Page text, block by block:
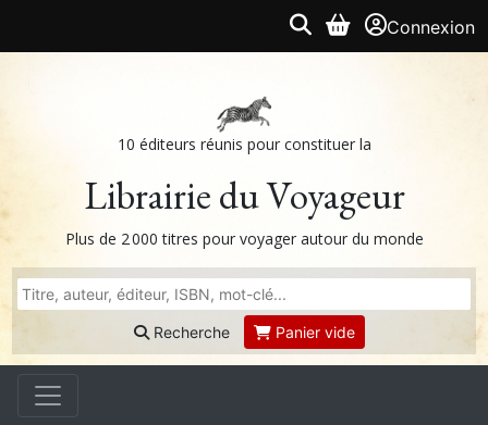
Connexion
10 éditeurs réunis pour constituer la
Librairie du Voyageur
Plus de 2 000 titres pour voyager autour du monde
Recherche Panier vide